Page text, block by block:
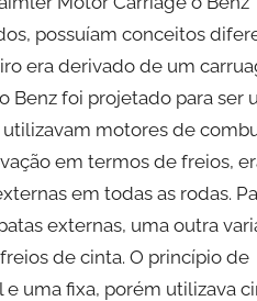
possuíam conceitos
era derivado de um
Benz foi projetado para ser
motores de
em termos de freios,
em todas as rodas.
externas, uma outra
de cinta. O princípio de
uma fixa, porém utilizava